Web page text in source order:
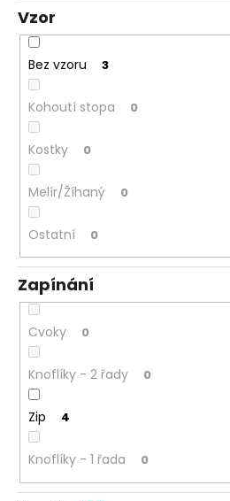
Vzor
Bez vzoru 3
Kohoutí stopa 0
Kostky 0
Melír/Žíhaný 0
Ostatní 0
Zapínání
Cvoky 0
Knoflíky - 2 řady 0
Zip 4
Knoflíky - 1 řada 0